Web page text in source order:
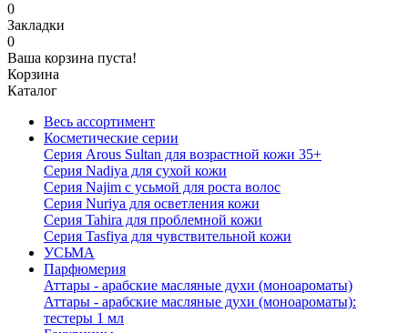
0
Закладки
0
Ваша корзина пуста!
Корзина
Каталог
Весь ассортимент
Косметические серии
Серия Arous Sultan для возрастной кожи 35+
Серия Nadiya для сухой кожи
Серия Najim с усьмой для роста волос
Серия Nuriya для осветления кожи
Серия Tahira для проблемной кожи
Серия Tasfiya для чувствительной кожи
УСЬМА
Парфюмерия
Аттары - арабские масляные духи (моноароматы)
Аттары - арабские масляные духи (моноароматы):
тестеры 1 мл